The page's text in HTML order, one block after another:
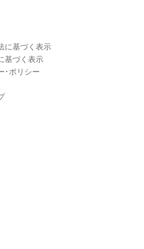
に基づく表示
基づく表示
･ポリシー